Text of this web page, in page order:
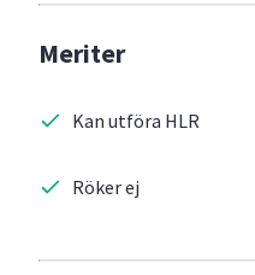
Meriter
Kan utföra HLR
Röker ej